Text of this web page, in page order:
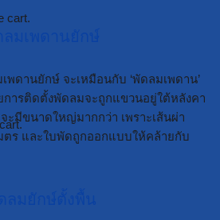
cart.
ดานยักษ์ จะเหมือนกับ ‘พัดลมเพดาน’
ารติดตั้งพัดลมจะถูกแขวนอยู่ใต้หลังคา
ะมีขนาดใหญ่มากกว่า เพราะเส้นผ่า
ตร และใบพัดถูกออกแบบให้คล้ายกับ